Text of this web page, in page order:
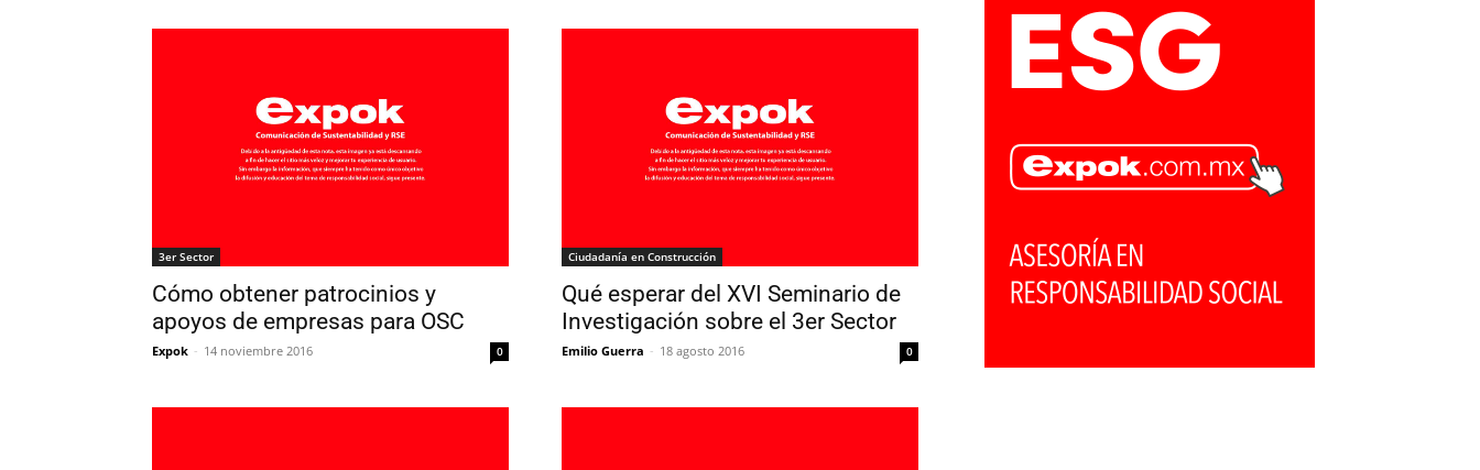
3er Sector
Cómo obtener patrocinios y
apoyos de empresas para OSC
Expok - 14 noviembre 2016 0
Ciudadanía en Construcción
Qué esperar del XVI Seminario de
Investigación sobre el 3er Sector
Emilio Guerra - 18 agosto 2016 0